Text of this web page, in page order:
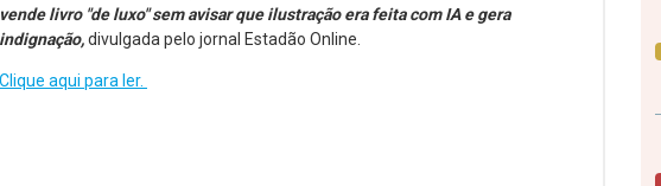
vende livro "de luxo" sem avisar que ilustração era feita com IA e gera
indignação,divulgada pelo jornal Estadão Online.
Clique aqui para ler.